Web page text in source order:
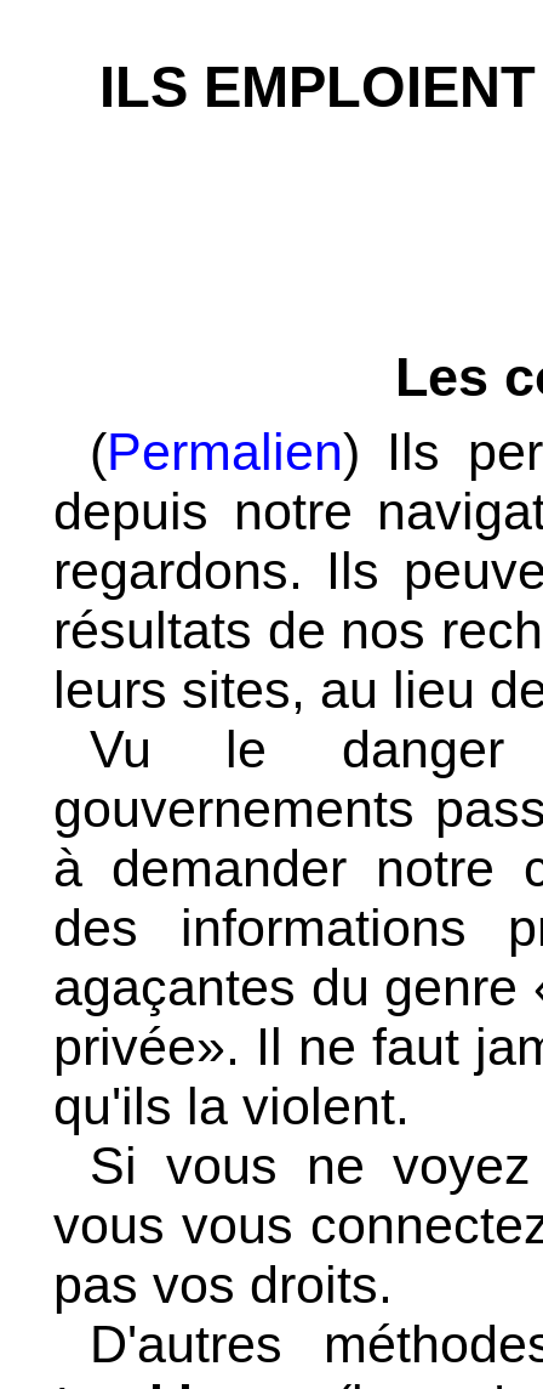
ILS
Les
(Permalien) Ils
depuis notre
regardons. Ils
résultats de nos
leurs sites, au lieu
Vu le danger
gouvernements
à demander notre
des informations
agaçantes du genre
privée». Il ne faut
qu'ils la violent.
Si vous ne
vous vous
pas vos droits.
D'autres